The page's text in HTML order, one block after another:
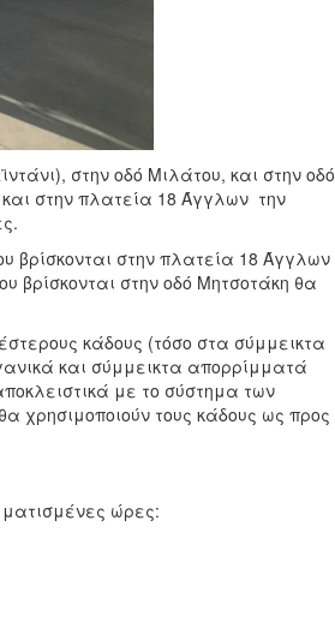
στην οδό Μιλάτου, και στην οδό
στην πλατεία 18 Άγγλων την
βρίσκονται στην πλατεία 18 Άγγλων
βρίσκονται στην οδό Μητσοτάκη θα
κάδους (τόσο στα σύμμεικτα
και σύμμεικτα απορρίμματά
με το σύστημα των
τους κάδους ως προς
ώρες: